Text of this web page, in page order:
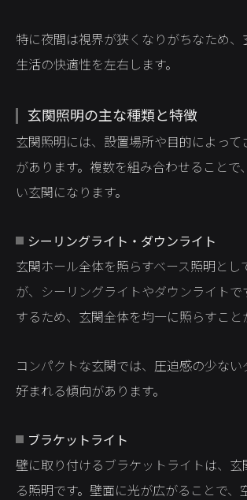
特に夜間は視界が狭くなりがちなため
生活の快適性を左右します。
玄関照明の主な種類と特徴
玄関照明には、設置場所や目的によって
があります。複数を組み合わせることで
い玄関になります。
シーリングライト・ダウンライト
玄関ホール全体を照らすベース照明とし
が、シーリングライトやダウンライトで
するため、玄関全体を均一に照らすこと
コンパクトな玄関では、圧迫感の少な
好まれる傾向があります。
ブラケットライト
壁に取り付けるブラケットライトは、玄
る照明です。壁面に光が広がることで、